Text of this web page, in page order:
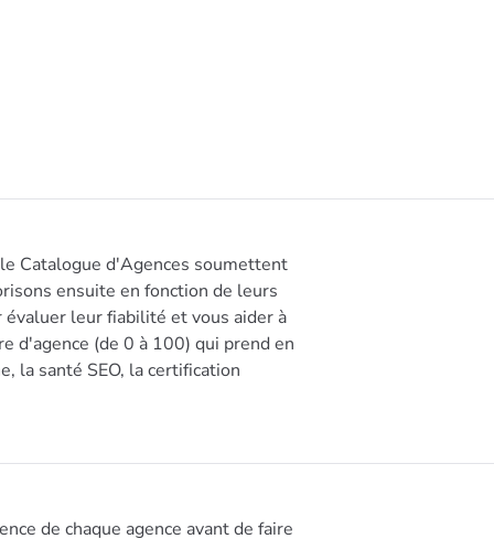
Catalogue d'Agences soumettent
ensuite en fonction de leurs
leur fiabilité et vous aider à
d'agence (de 0 à 100) qui prend en
la santé SEO, la certification
de chaque agence avant de faire